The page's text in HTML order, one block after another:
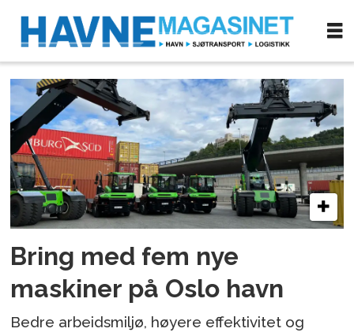
Tag:
warehousing
Bring med fem nye
maskiner på Oslo havn
Bedre arbeidsmiljø, høyere effektivitet og